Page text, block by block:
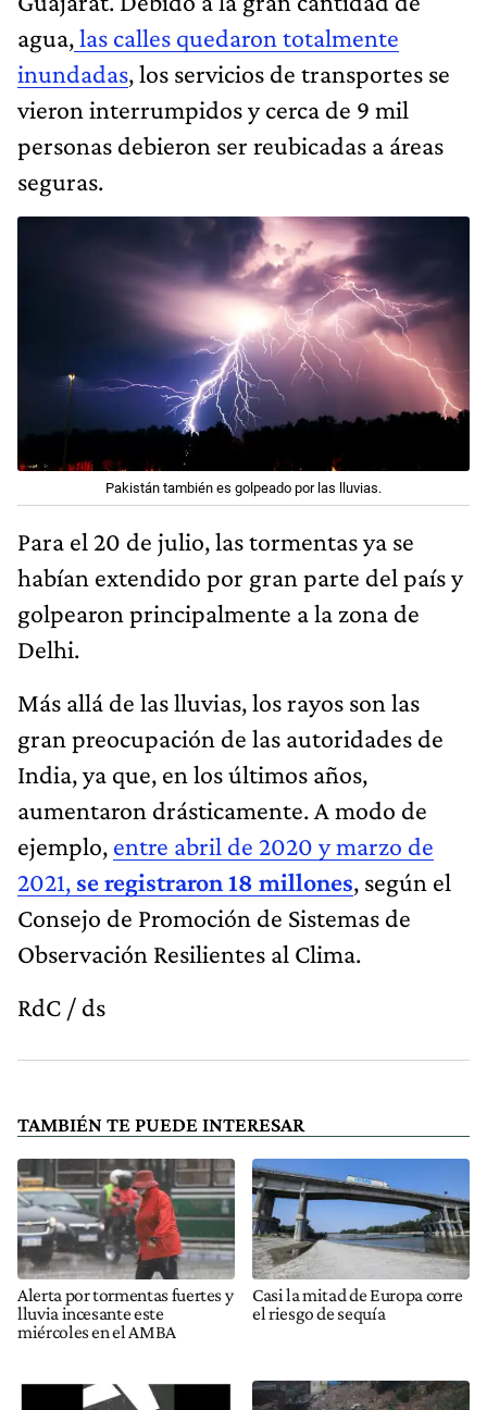
agua,las calles quedaron totalmente
inundadas, los servicios de transportes se
vieron interrumpidos y cerca de 9 mil
personas debieron ser reubicadas a áreas
seguras.
Pakistán también es golpeado por las lluvias.
Para el 20 de julio, las tormentas ya se
habían extendido por gran parte del país y
golpearon principalmente a la zona de
Delhi.
Más allá de las lluvias, los rayos son las
gran preocupación de las autoridades de
India, ya que, en los últimos años,
aumentaron drásticamente. A modo de
ejemplo, entre abril de 2020 y marzo de
2021, se registraron 18 millones, según el
Consejo de Promoción de Sistemas de
Observación Resilientes al Clima.
RdC / ds
TAMBIÉN TE PUEDE INTERESAR
Alerta por tormentas fuertes y
lluvia incesante este
miércoles en el AMBA
Casi la mitad de Europa corre
el riesgo de sequía